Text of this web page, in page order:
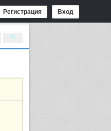
Регистрация Вход